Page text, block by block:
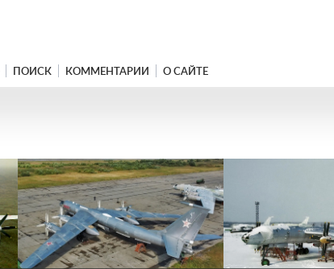
ПОИСК КОММЕНТАРИИ О САЙТЕ